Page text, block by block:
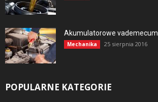
Akumulatorowe vademecum
Mechanika 25 sierpnia 2016
POPULARNE KATEGORIE